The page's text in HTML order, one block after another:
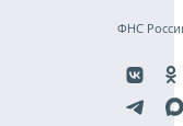
ФНС